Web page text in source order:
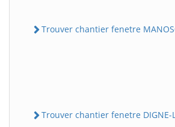
Trouver chantier fenetre
Trouver chantier fenetre DIGNE-